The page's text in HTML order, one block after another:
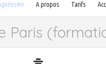
A propos Tarifs
Paris